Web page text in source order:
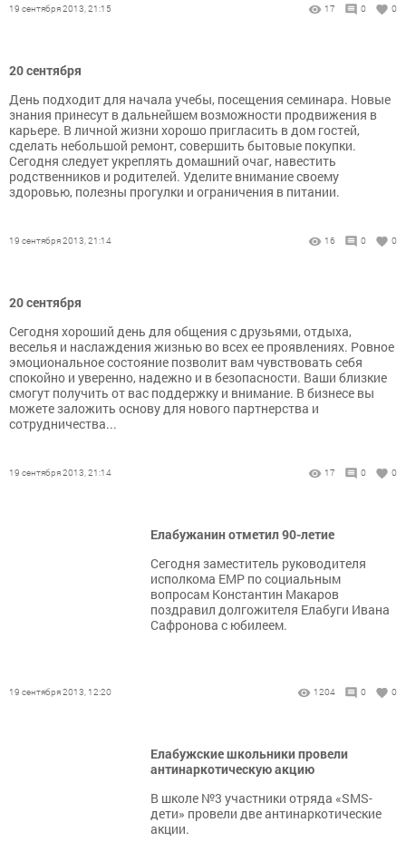
19 сентября 2013, 21:15 17 0 0
20 сентября
День подходит для начала учебы, посещения семинара. Новые
знания принесут в дальнейшем возможности продвижения в
карьере. В личной жизни хорошо пригласить в дом гостей,
сделать небольшой ремонт, совершить бытовые покупки.
Сегодня следует укреплять домашний очаг, навестить
родственников и родителей. Уделите внимание своему
здоровью, полезны прогулки и ограничения в питании.
19 сентября 2013, 21:14 16 0 0
20 сентября
Сегодня хороший день для общения с друзьями, отдыха,
веселья и наслаждения жизнью во всех ее проявлениях. Ровное
эмоциональное состояние позволит вам чувствовать себя
спокойно и уверенно, надежно и в безопасности. Ваши близкие
смогут получить от вас поддержку и внимание. В бизнесе вы
можете заложить основу для нового партнерства и
сотрудничества...
19 сентября 2013, 21:14 17 0 0
Елабужанин отметил 90-летие
Сегодня заместитель руководителя
исполкома ЕМР по социальным
вопросам Константин Макаров
поздравил долгожителя Елабуги Ивана
Сафронова с юбилеем.
19 сентября 2013, 12:20 1204 0 0
Елабужские школьники провели
антинаркотическую акцию
В школе №3 участники отряда «SMS-
дети» провели две антинаркотические
акции.